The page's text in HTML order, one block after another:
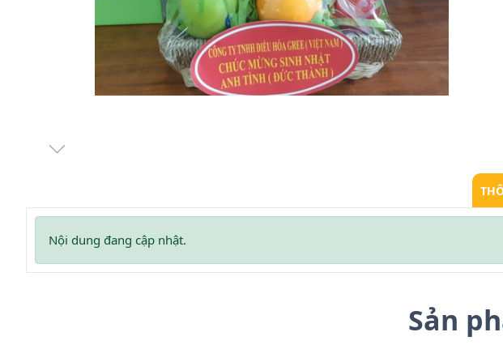
Nội dung đang cập nhật.
Sản